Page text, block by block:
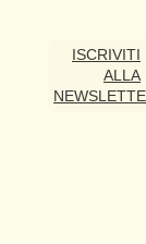
ISCRIVITI
ALLA